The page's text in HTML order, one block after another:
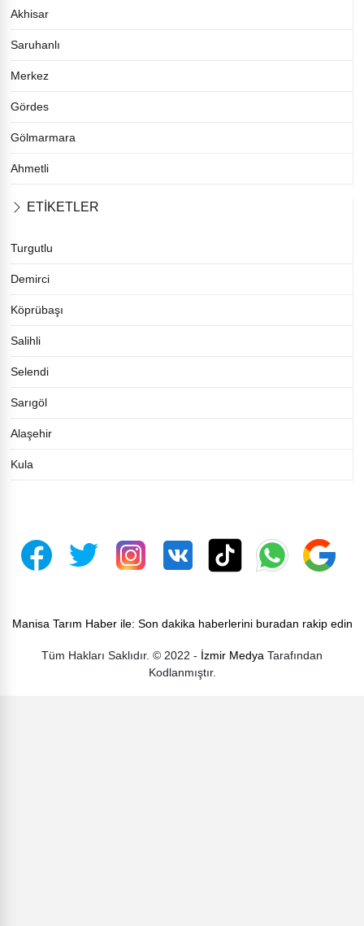
Akhisar
Saruhanlı
Merkez
Gördes
Gölmarmara
Ahmetli
ETİKETLER
Turgutlu
Demirci
Köprübaşı
Salihli
Selendi
Sarıgöl
Alaşehir
Kula
Manisa Tarım Haber ile: Son dakika haberlerini buradan rakip edin
Tüm Hakları Saklıdır. © 2022 - İzmir Medya Tarafından
Kodlanmıştır.